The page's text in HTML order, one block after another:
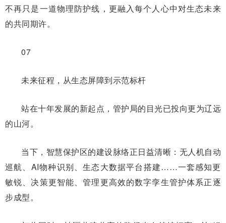
不再只是一道物理防护线，更融入每个人心中对生态未来
的共同期许。
07
未来征程，从生态屏障到示范标杆
站在十年发展的新起点，管护局的目光已投向更为辽远
的山河。
当下，智慧保护区的建设脉络正日益清晰：无人机自动
巡航、AI物种识别、生态大数据平台搭建……一套感知更
敏锐、决策更智能、管理更高效的数字孪生管护体系正逐
步成型。